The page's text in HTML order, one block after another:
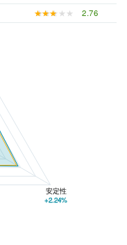
★★★★★
★★★★★ 2.76
安定性
+2.24%